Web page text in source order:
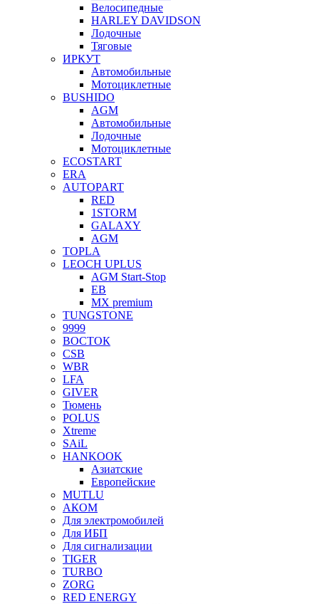
Велосипедные
HARLEY DAVIDSON
Лодочные
Тяговые
ИРКУТ
Автомобильные
Мотоциклетные
BUSHIDO
AGM
Автомобильные
Лодочные
Мотоциклетные
ECOSTART
ERA
AUTOPART
RED
1STORM
GALAXY
AGM
TOPLA
LEOCH UPLUS
AGM Start-Stop
EB
MX premium
TUNGSTONE
9999
ВОСТОК
CSB
WBR
LFA
GIVER
Тюмень
POLUS
Xtreme
SAiL
HANKOOK
Азиатские
Европейские
MUTLU
АКОМ
Для электромобилей
Для ИБП
Для сигнализации
TIGER
TURBO
ZORG
RED ENERGY